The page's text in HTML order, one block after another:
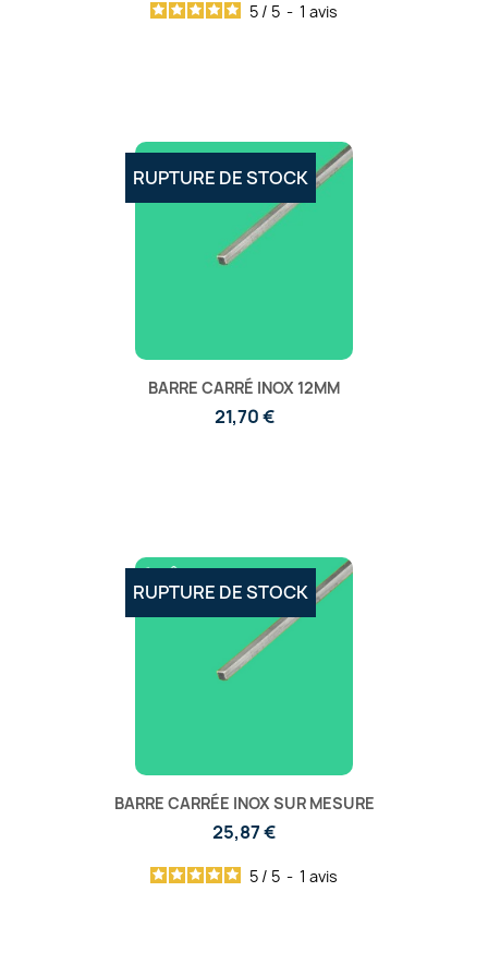
5 / 5 - 1 avis
BARRE CARRÉ INOX 12MM
21,70 €
RUPTURE DE STOCK
BARRE CARRÉE INOX SUR MESURE
25,87 €
5 / 5 - 1 avis
RUPTURE DE STOCK